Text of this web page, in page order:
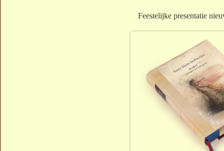
Feestelijke presentatie